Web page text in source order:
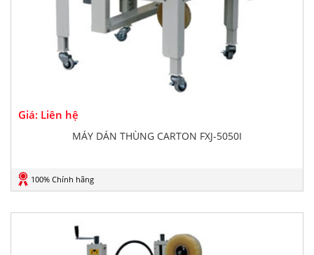
Giá: Liên hệ
MÁY DÁN THÙNG CARTON FXJ-5050I
100% Chính hãng